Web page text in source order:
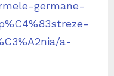
germane-
a-